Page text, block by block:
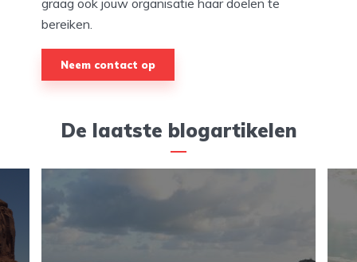
graag ook jouw organisatie haar doelen te
bereiken.
Neem contact op
De laatste blogartikelen